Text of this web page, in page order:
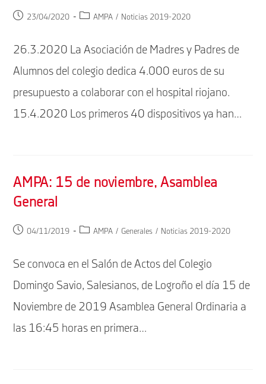
Publicación
entrada:
23/04/2020
Categoría
entrada:
AMPA / Noticias 2019-2020
26.3.2020 La Asociación de Madres y Padres de
Alumnos del colegio dedica 4.000 euros de su
presupuesto a colaborar con el hospital riojano.
15.4.2020 Los primeros 40 dispositivos ya han…
AMPA: 15 de noviembre, Asamblea
General
Publicación
entrada:
04/11/2019
Categoría
entrada:
AMPA / Generales / Noticias 2019-2020
Se convoca en el Salón de Actos del Colegio
Domingo Savio, Salesianos, de Logroño el día 15 de
Noviembre de 2019 Asamblea General Ordinaria a
las 16:45 horas en primera…